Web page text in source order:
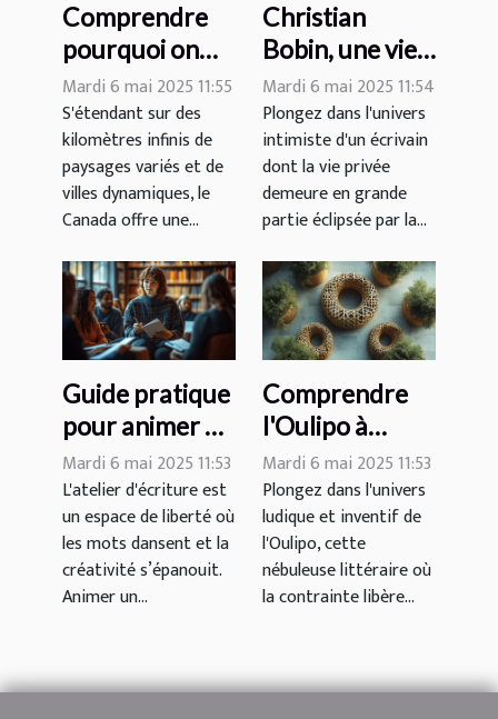
Comprendre
pourquoi on
parle français
au Canada
Mardi 6 mai 2025 11:55
S'étendant sur des
kilomètres infinis de
paysages variés et de
villes dynamiques, le
Canada offre une...
Christian
Bobin, une vie
privée à
l'ombre de
Ghislaine
Mardi 6 mai 2025 11:54
Plongez dans l'univers
intimiste d'un écrivain
dont la vie privée
demeure en grande
partie éclipsée par la...
Guide pratique
pour animer un
atelier
d'écriture avec
succès
Mardi 6 mai 2025 11:53
L'atelier d'écriture est
un espace de liberté où
les mots dansent et la
créativité s’épanouit.
Animer un...
Comprendre
l'Oulipo à
travers des
exemples : une
approche
oulipienne
Mardi 6 mai 2025 11:53
Plongez dans l'univers
ludique et inventif de
l'Oulipo, cette
nébuleuse littéraire où
la contrainte libère...